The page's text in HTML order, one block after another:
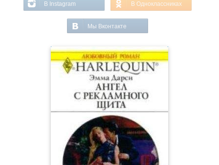
В Instagram В Одноклассниках
Мы Вконтакте